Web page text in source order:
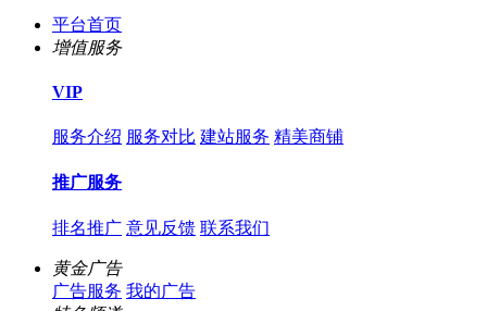
平台首页
增值服务
VIP
服务介绍 服务对比 建站服务 精美商铺
推广服务
排名推广 意见反馈 联系我们
黄金广告
广告服务 我的广告